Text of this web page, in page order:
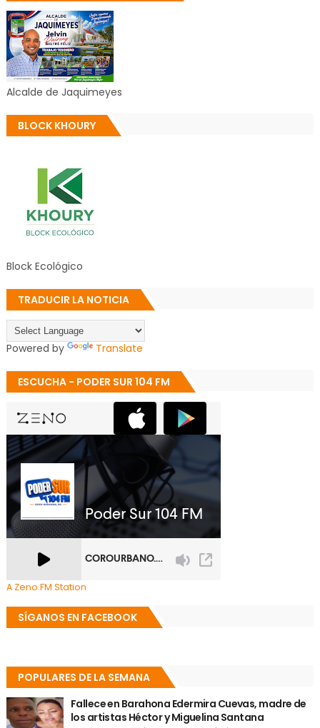
Alcalde de Jaquimeyes
BLOCK KHOURY
Block Ecológico
TRADUCIR LA NOTICIA
Powered by Translate
ESCUCHA - PODER SUR 104 FM
A Zeno.FM Station
SÍGANOS EN FACEBOOK
POPULARES DE LA SEMANA
Fallece en Barahona Edermira Cuevas, madre de
los artistas Héctor y Miguelina Santana